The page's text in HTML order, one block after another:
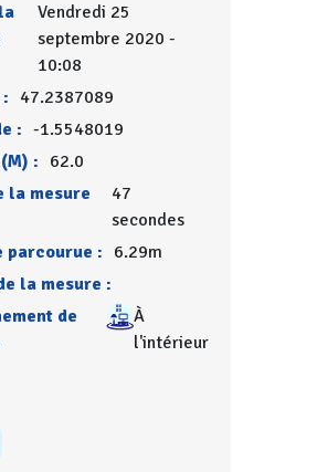
Vendredi 25
septembre 2020 -
10:08
47.2387089
: -1.5548019
: 62.0
la mesure
47
secondes
parcourue : 6.29m
la mesure :
de
À
l'intérieur